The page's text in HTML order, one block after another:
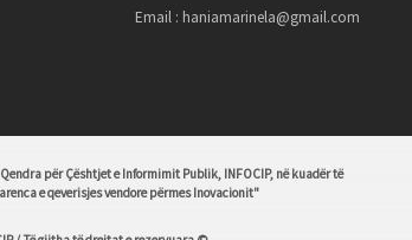
Email : haniamarinela@gmail.com
për Çështjet e Informimit Publik, INFOCIP, në kuadër të
e qeverisjes vendore përmes Inovacionit"